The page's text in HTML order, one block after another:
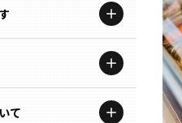
ツ
する企業100選
ーて